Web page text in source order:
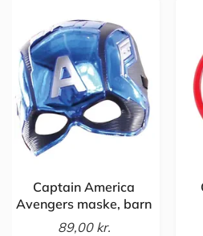
Captain America
Avengers maske, barn
89,00 kr.